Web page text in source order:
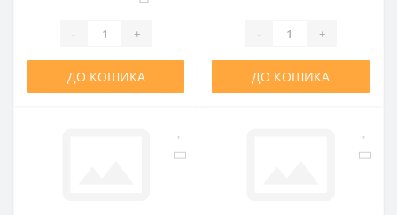
- +
ДО КОШИКА
- +
ДО КОШИКА